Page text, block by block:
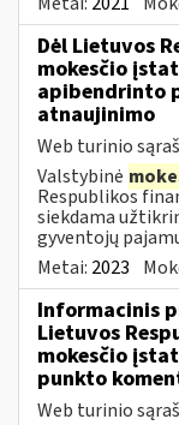
Dėl Lietuvos
mokesčio
apibendrinto
atnaujinimo
Web turinio
Valstybinė
Respublikos
siekdama
gyventojų
Metai: 2023
Informacinis
Lietuvos
mokesčio
punkto
Web turinio